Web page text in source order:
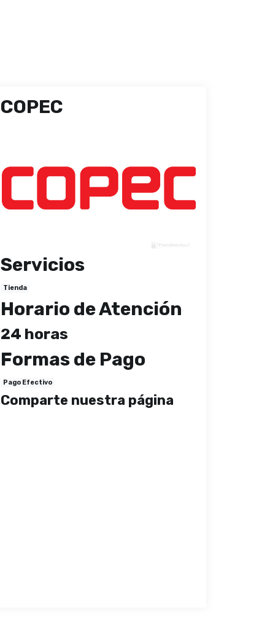
COPEC
Servicios
Tienda
Horario de Atención
24 horas
Formas de Pago
Pago Efectivo
Comparte nuestra página